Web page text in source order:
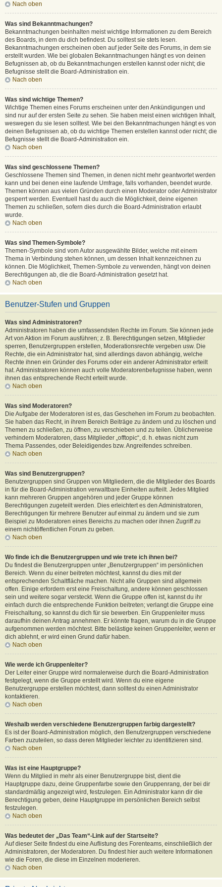
Nach oben
Was sind Bekanntmachungen?
Bekanntmachungen beinhalten meist wichtige Informationen zu dem Bereich
des Boards, in dem du dich befindest. Du solltest sie stets lesen.
Bekanntmachungen erscheinen oben auf jeder Seite des Forums, in dem sie
erstellt wurden. Wie bei globalen Bekanntmachungen hängt es von deinen
Befugnissen ab, ob du Bekanntmachungen erstellen kannst oder nicht; die
Befugnisse stellt die Board-Administration ein.
Nach oben
Was sind wichtige Themen?
Wichtige Themen eines Forums erscheinen unter den Ankündigungen und
sind nur auf der ersten Seite zu sehen. Sie haben meist einen wichtigen Inhalt,
weswegen du sie lesen solltest. Wie bei den Bekanntmachungen hängt es von
deinen Befugnissen ab, ob du wichtige Themen erstellen kannst oder nicht; die
Befugnisse stellt die Board-Administration ein.
Nach oben
Was sind geschlossene Themen?
Geschlossene Themen sind Themen, in denen nicht mehr geantwortet werden
kann und bei denen eine laufende Umfrage, falls vorhanden, beendet wurde.
Themen können aus vielen Gründen durch einen Moderator oder Administrator
gesperrt werden. Eventuell hast du auch die Möglichkeit, deine eigenen
Themen zu schließen, sofern dies durch die Board-Administration erlaubt
wurde.
Nach oben
Was sind Themen-Symbole?
Themen-Symbole sind vom Autor ausgewählte Bilder, welche mit einem
Thema in Verbindung stehen können, um dessen Inhalt kennzeichnen zu
können. Die Möglichkeit, Themen-Symbole zu verwenden, hängt von deinen
Berechtigungen ab, die die Board-Administration gesetzt hat.
Nach oben
Benutzer-Stufen und Gruppen
Was sind Administratoren?
Administratoren haben die umfassendsten Rechte im Forum. Sie können jede
Art von Aktion im Forum ausführen; z. B. Berechtigungen setzen, Mitglieder
sperren, Benutzergruppen erstellen, Moderationsrechte vergeben usw. Die
Rechte, die ein Administrator hat, sind allerdings davon abhängig, welche
Rechte ihnen ein Gründer des Forums oder ein anderer Administrator erteilt
hat. Administratoren können auch volle Moderatorenbefugnisse haben, wenn
ihnen das entsprechende Recht erteilt wurde.
Nach oben
Was sind Moderatoren?
Die Aufgabe der Moderatoren ist es, das Geschehen im Forum zu beobachten.
Sie haben das Recht, in ihrem Bereich Beiträge zu ändern und zu löschen und
Themen zu schließen, zu öffnen, zu verschieben und zu teilen. Üblicherweise
verhindern Moderatoren, dass Mitglieder „offtopic“, d. h. etwas nicht zum
Thema Passendes, oder Beleidigendes bzw. Angreifendes schreiben.
Nach oben
Was sind Benutzergruppen?
Benutzergruppen sind Gruppen von Mitgliedern, die die Mitglieder des Boards
in für die Board-Administration verwaltbare Einheiten aufteilt. Jedes Mitglied
kann mehreren Gruppen angehören und jeder Gruppe können
Berechtigungen zugeteilt werden. Dies erleichtert es den Administratoren,
Berechtigungen für mehrere Benutzer auf einmal zu ändern und sie zum
Beispiel zu Moderatoren eines Bereichs zu machen oder ihnen Zugriff zu
einem nichtöffentlichen Forum zu geben.
Nach oben
Wo finde ich die Benutzergruppen und wie trete ich ihnen bei?
Du findest die Benutzergruppen unter „Benutzergruppen“ im persönlichen
Bereich. Wenn du einer beitreten möchtest, kannst du dies mit der
entsprechenden Schaltfläche machen. Nicht alle Gruppen sind allgemein
offen. Einige erfordern erst eine Freischaltung, andere können geschlossen
sein und weitere sogar versteckt. Wenn die Gruppe offen ist, kannst du ihr
einfach durch die entsprechende Funktion beitreten; verlangt die Gruppe eine
Freischaltung, so kannst du dich für sie bewerben. Ein Gruppenleiter muss
daraufhin deinen Antrag annehmen. Er könnte fragen, warum du in die Gruppe
aufgenommen werden möchtest. Bitte belästige keinen Gruppenleiter, wenn er
dich ablehnt, er wird einen Grund dafür haben.
Nach oben
Wie werde ich Gruppenleiter?
Der Leiter einer Gruppe wird normalerweise durch die Board-Administration
festgelegt, wenn die Gruppe erstellt wird. Wenn du eine eigene
Benutzergruppe erstellen möchtest, dann solltest du einen Administrator
kontaktieren.
Nach oben
Weshalb werden verschiedene Benutzergruppen farbig dargestellt?
Es ist der Board-Administration möglich, den Benutzergruppen verschiedene
Farben zuzuteilen, so dass deren Mitglieder leichter zu identifizieren sind.
Nach oben
Was ist eine Hauptgruppe?
Wenn du Mitglied in mehr als einer Benutzergruppe bist, dient die
Hauptgruppe dazu, deine Gruppenfarbe sowie den Gruppenrang, der bei dir
standardmäßig angezeigt wird, festzulegen. Ein Administrator kann dir die
Berechtigung geben, deine Hauptgruppe im persönlichen Bereich selbst
festzulegen.
Nach oben
Was bedeutet der „Das Team“-Link auf der Startseite?
Auf dieser Seite findest du eine Auflistung des Forenteams, einschließlich der
Administratoren, der Moderatoren. Du findest hier auch weitere Informationen
wie die Foren, die diese im Einzelnen moderieren.
Nach oben